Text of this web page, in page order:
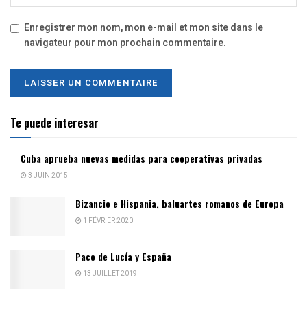
Enregistrer mon nom, mon e-mail et mon site dans le
navigateur pour mon prochain commentaire.
Te puede interesar
Cuba aprueba nuevas medidas para cooperativas privadas
3 JUIN 2015
Bizancio e Hispania, baluartes romanos de Europa
1 FÉVRIER 2020
Paco de Lucía y España
13 JUILLET 2019